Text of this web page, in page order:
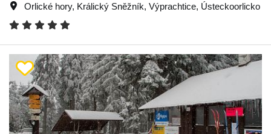
Orlické hory, Králický Sněžník, Výprachtice, Ústeckoorlicko